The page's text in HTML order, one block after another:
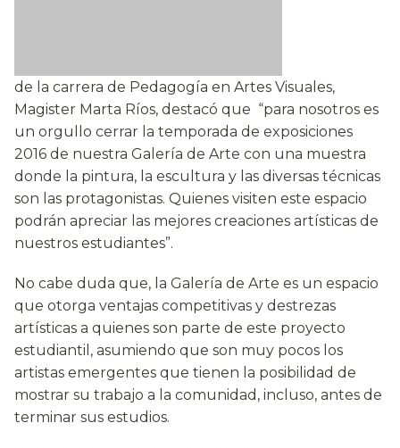
de la carrera de Pedagogía en Artes Visuales,
Magister Marta Ríos, destacó que “para nosotros es
un orgullo cerrar la temporada de exposiciones
2016 de nuestra Galería de Arte con una muestra
donde la pintura, la escultura y las diversas técnicas
son las protagonistas. Quienes visiten este espacio
podrán apreciar las mejores creaciones artísticas de
nuestros estudiantes”.
No cabe duda que, la Galería de Arte es un espacio
que otorga ventajas competitivas y destrezas
artísticas a quienes son parte de este proyecto
estudiantil, asumiendo que son muy pocos los
artistas emergentes que tienen la posibilidad de
mostrar su trabajo a la comunidad, incluso, antes de
terminar sus estudios.